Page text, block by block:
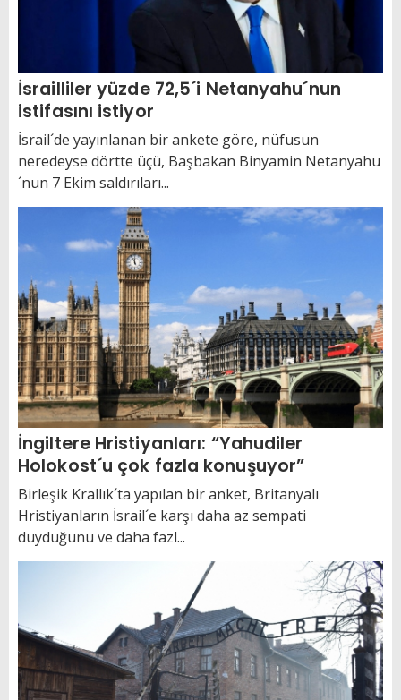
İsrailliler yüzde 72,5´i Netanyahu´nun
istifasını istiyor
İsrail´de yayınlanan bir ankete göre, nüfusun
neredeyse dörtte üçü, Başbakan Binyamin Netanyahu
´nun 7 Ekim saldırıları...
İngiltere Hristiyanları: “Yahudiler
Holokost´u çok fazla konuşuyor”
Birleşik Krallık´ta yapılan bir anket, Britanyalı
Hristiyanların İsrail´e karşı daha az sempati
duyduğunu ve daha fazl...